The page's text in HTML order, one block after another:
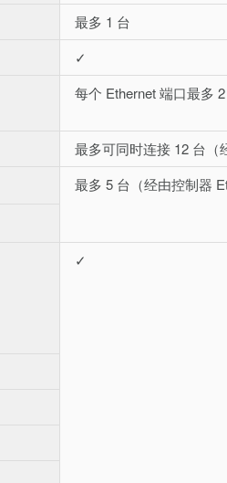
最多 1 台
✓
每个 Ethernet 端口最多
最多可同时连接 12 台（
最多 5 台（经由控制器
✓